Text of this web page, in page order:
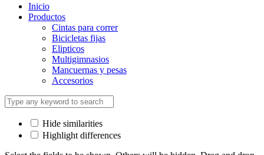
Inicio
Productos
Cintas para correr
Bicicletas fijas
Elipticos
Multigimnasios
Mancuernas y pesas
Accesorios
Hide similarities
Highlight differences